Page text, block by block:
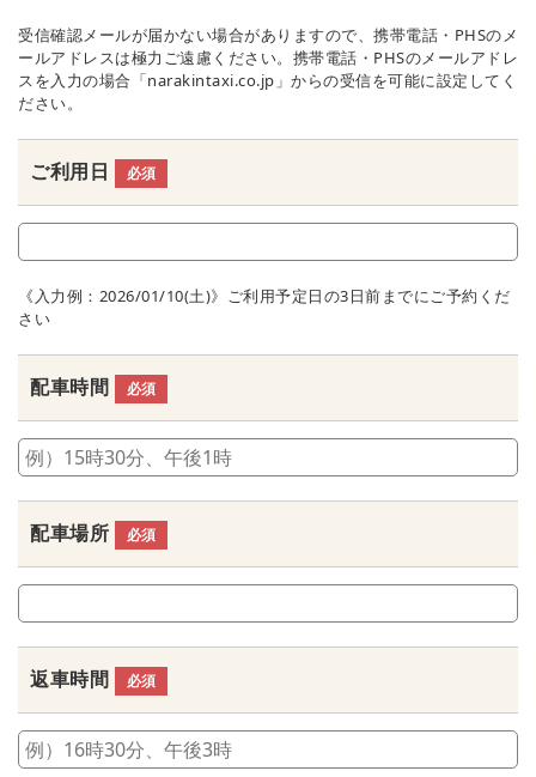
受信確認メールが届かない場合がありますので、携帯電話・PHSのメ
ールアドレスは極力ご遠慮ください。携帯電話・PHSのメールアドレ
スを入力の場合「narakintaxi.co.jp」からの受信を可能に設定してく
ださい。
ご利用日 必須
《入力例：2026/01/10(土)》ご利用予定日の3日前までにご予約くだ
さい
配車時間 必須
配車場所 必須
返車時間 必須